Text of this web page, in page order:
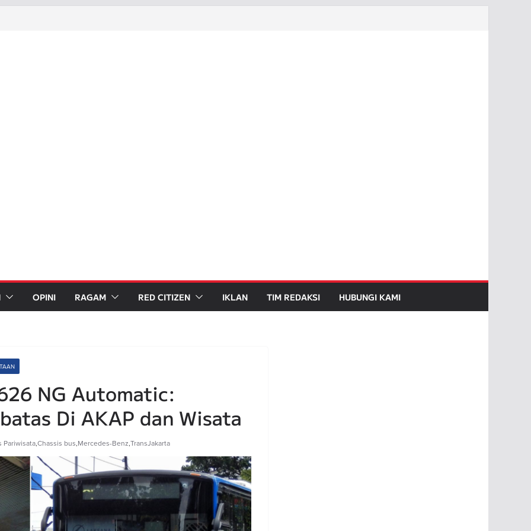
Lumpuh Pasca Gempa 7.1
Berbasis Satelit dan Operasikan
Raya
OPINI RAGAM RED CITIZEN IKLAN TIM REDAKSI HUBUNGI KAMI
NG Automatic:
Di AKAP dan Wisata
Pariwisata,Chassis bus,Mercedes-Benz,TransJakarta